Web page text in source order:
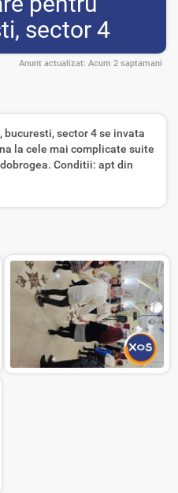
sector 4
Anunt actualizat: Acum 2 saptamani
sector 4 se invata
la cele mai complicate suite
Conditii: apt din